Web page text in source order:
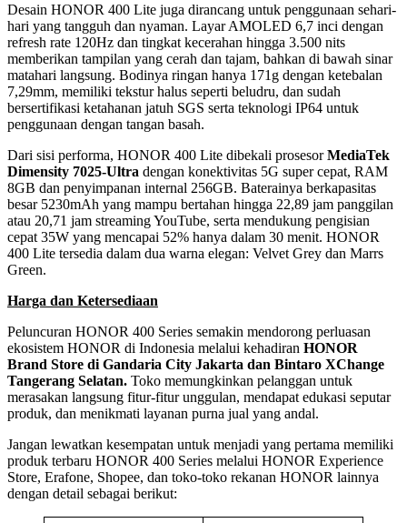
Desain HONOR 400 Lite juga dirancang untuk penggunaan sehari-
hari yang tangguh dan nyaman. Layar AMOLED 6,7 inci dengan
refresh rate 120Hz dan tingkat kecerahan hingga 3.500 nits
memberikan tampilan yang cerah dan tajam, bahkan di bawah sinar
matahari langsung. Bodinya ringan hanya 171g dengan ketebalan
7,29mm, memiliki tekstur halus seperti beludru, dan sudah
bersertifikasi ketahanan jatuh SGS serta teknologi IP64 untuk
penggunaan dengan tangan basah.
Dari sisi performa, HONOR 400 Lite dibekali prosesorMediaTek
Dimensity 7025-Ultra dengan konektivitas 5G super cepat, RAM
8GB dan penyimpanan internal 256GB. Baterainya berkapasitas
besar 5230mAh yang mampu bertahan hingga 22,89 jam panggilan
atau 20,71 jam streaming YouTube, serta mendukung pengisian
cepat 35W yang mencapai 52% hanya dalam 30 menit. HONOR
400 Lite tersedia dalam dua warna elegan: Velvet Grey dan Marrs
Green.
Harga dan Ketersediaan
Peluncuran HONOR 400 Series semakin mendorong perluasan
ekosistem HONOR di Indonesia melalui kehadiran HONOR
Brand Store di Gandaria City Jakarta dan Bintaro XChange
Tangerang Selatan. Toko memungkinkan pelanggan untuk
merasakan langsung fitur-fitur unggulan, mendapat edukasi seputar
produk, dan menikmati layanan purna jual yang andal.
Jangan lewatkan kesempatan untuk menjadi yang pertama memiliki
produk terbaru HONOR 400 Series melalui HONOR Experience
Store, Erafone, Shopee, dan toko-toko rekanan HONOR lainnya
dengan detail sebagai berikut: